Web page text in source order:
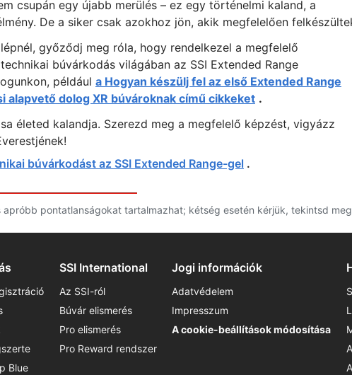
csupán egy újabb merülés – ez egy történelmi kaland, a
De a siker csak azokhoz jön, akik megfelelően
győződj meg róla, hogy rendelkezel a megfelelő
búvárkodás világában az SSI Extended Range
például a Hogyan készülj fel az első Extended Range
alapvető dolog XR búvároknak című cikkeket .
életed kalandja. Szerezd meg a megfelelő képzést, vigyázz
búvárkodást az SSI Extended Range-gel .
pontatlanságokat tartalmazhat; kétség esetén kérjük, tekintsd meg
Blue
SSI International
Az SSI-ról
Búvár elismerés
Pro elismerés
Pro Reward rendszer
Jogi információk
Adatvédelem
Impresszum
A cookie-beállítások módosítása